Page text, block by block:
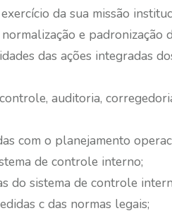
da sua missão
e padronização
das ações integradas
auditoria,
com o planejamento
de controle interno;
do sistema de controle
c das normas legais;